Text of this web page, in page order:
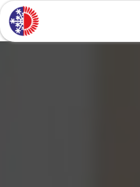
Panneau de gestion des cookies